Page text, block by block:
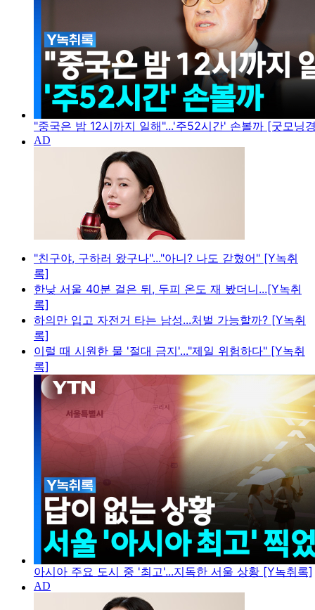
"중국은 밤 12시까지 일해"...'주52시간' 손볼까 [굿모닝
"친구야, 구하러 왔구나"..."아니? 나도 갇혔어" [Y녹취
록]
한낮 서울 40분 걸은 뒤, 두피 온도 재 봤더니...[Y녹취
록]
하의만 입고 자전거 타는 남성...처벌 가능할까? [Y녹취
록]
이럴 때 시원한 물 '절대 금지'..."제일 위험하다" [Y녹취
록]
아시아 주요 도시 중 '최고'...지독한 서울 상황 [Y녹취록]